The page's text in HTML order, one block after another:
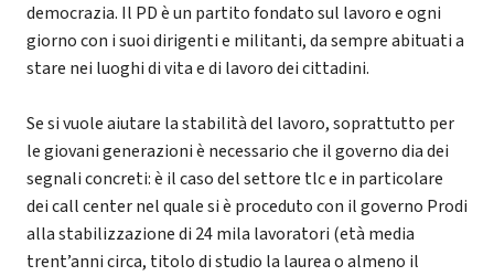
democrazia. Il PD è un partito fondato sul lavoro e ogni
giorno con i suoi dirigenti e militanti, da sempre abituati a
stare nei luoghi di vita e di lavoro dei cittadini.
Se si vuole aiutare la stabilità del lavoro, soprattutto per
le giovani generazioni è necessario che il governo dia dei
segnali concreti: è il caso del settore tlc e in particolare
dei call center nel quale si è proceduto con il governo Prodi
alla stabilizzazione di 24 mila lavoratori (età media
trent’anni circa, titolo di studio la laurea o almeno il